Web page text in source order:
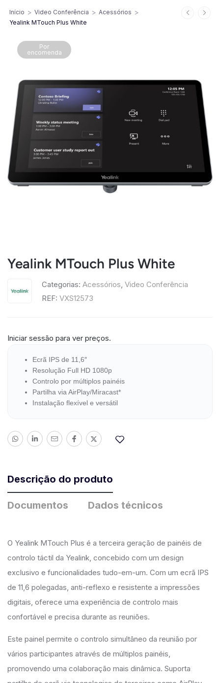
Início > Video Conferência > Acessórios >
Yealink MTouch Plus White
Por
encomenda
Yealink MTouch Plus White
Categorias: Acessórios, Video Conferência
REF: VXS12573
Iniciar sessão para ver preços.
Ecrã IPS de 11,6″
Resolução Full HD 1080p
Controlo por múltiplos painéis
Partilha via AirPlay/Miracast*
Instalação flexível e versátil
Descrição do produto
Documentos Dados técnicos
O Yealink MTouch Plus é a terceira geração de painéis de
controlo táctil da Yealink, concebido com um design
exclusivo e funcionalidades tudo-em-um. Com um ecrã IPS
de 11,6 polegadas, anti-reflexo e resistente a impressões
digitais, oferece uma experiência de controlo mais
confortável e precisa durante as reuniões.
Este painel permite o controlo simultâneo da reunião por
vários participantes através de múltiplos painéis,
promovendo uma colaboração mais dinâmica. Suporta